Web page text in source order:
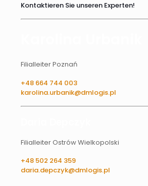
Kontaktieren Sie unseren Experten!
Filialleiter Poznań
+48 664 744 003
karolina.urbanik@dmlogis.pl
Filialleiter Ostrów Wielkopolski
+48 502 264 359
daria.depczyk@dmlogis.pl